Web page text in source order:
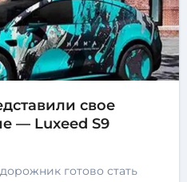
свое
— Luxeed S9